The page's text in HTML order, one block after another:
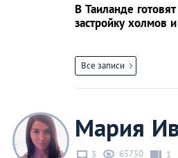
В Таиланде
застройку холмов
Все записи
Мария
3 65750 1